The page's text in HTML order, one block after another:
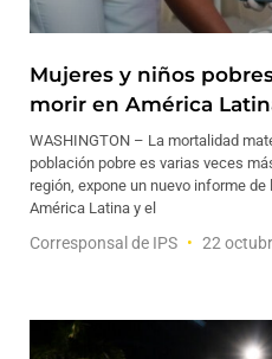
Mujeres y niños
morir en América
WASHINGTON – La mortalidad
población pobre es varias veces
región, expone un nuevo informe
América Latina y el
Corresponsal de IPS 22